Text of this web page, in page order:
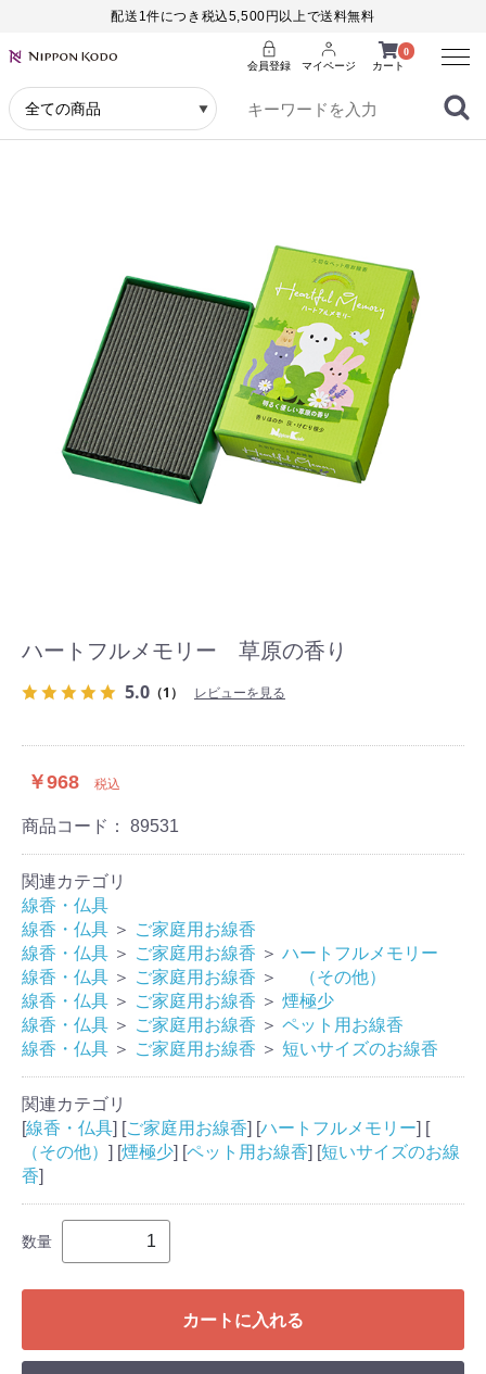
配送1件につき税込5,500円以上で送料無料
0
カート
会員登録 マイページ
Menu
ハートフルメモリー 草原の香り
5.0 （1） レビューを見る
￥968 税込
商品コード： 89531
関連カテゴリ
線香・仏具
線香・仏具 ＞ ご家庭用お線香
線香・仏具 ＞ ご家庭用お線香 ＞ ハートフルメモリー
線香・仏具 ＞ ご家庭用お線香 ＞
（その他）
線香・仏具 ＞ ご家庭用お線香 ＞ 煙極少
線香・仏具 ＞ ご家庭用お線香 ＞ ペット用お線香
線香・仏具 ＞ ご家庭用お線香 ＞ 短いサイズのお線香
関連カテゴリ
[線香・仏具] [ご家庭用お線香] [ハートフルメモリー] [
（その他） ] [煙極少] [ペット用お線香] [短いサイズのお線
香]
数量
カートに入れる